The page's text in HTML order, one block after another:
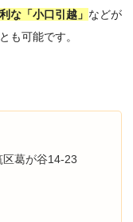
な「小口引越」 などが
も可能です。
葛が谷14-23